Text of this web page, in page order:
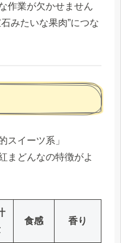
作業が欠かせません
みたいな果肉”につな
スイーツ系」
まどんなの特徴がよ
食感 香り